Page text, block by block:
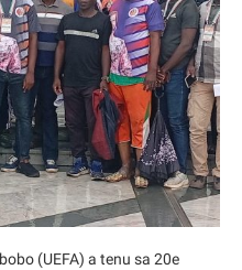
(UEFA) a tenu sa 20e